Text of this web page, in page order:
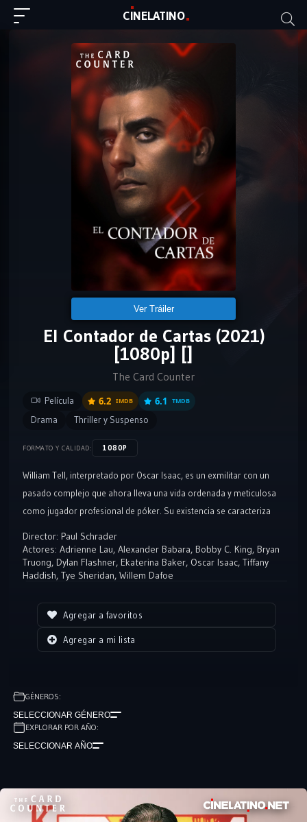
CINELATINO
Ver Tráiler
El Contador de Cartas (2021)
[1080p] []
The Card Counter
Película 6.2 IMDB 6.1 TMDB
Drama Thriller y Suspenso
FORMATO Y CALIDAD: 1080P
William Tell, interpretado por Oscar Isaac, es un exmilitar con un
pasado complejo que ahora lleva una vida ordenada y meticulosa
como jugador profesional de póker. Su existencia se caracteriza
vida cotidiana. Sin embargo, su mundo se ve alterado
drásticamente cuando un joven llamado Cirk se acerca a él con una
solicitud inesperada.
Director: Paul Schrader
Actores: Adrienne Lau, Alexander Babara, Bobby C. King, Bryan
Truong, Dylan Flashner, Ekaterina Baker, Oscar Isaac, Tiffany
Haddish, Tye Sheridan, Willem Dafoe
Agregar a favoritos
Agregar a mi lista
GÉNEROS:
SELECCIONAR GÉNERO
EXPLORAR POR AÑO:
SELECCIONAR AÑO